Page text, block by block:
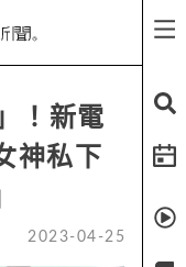
！新電
神私下
2023-04-25